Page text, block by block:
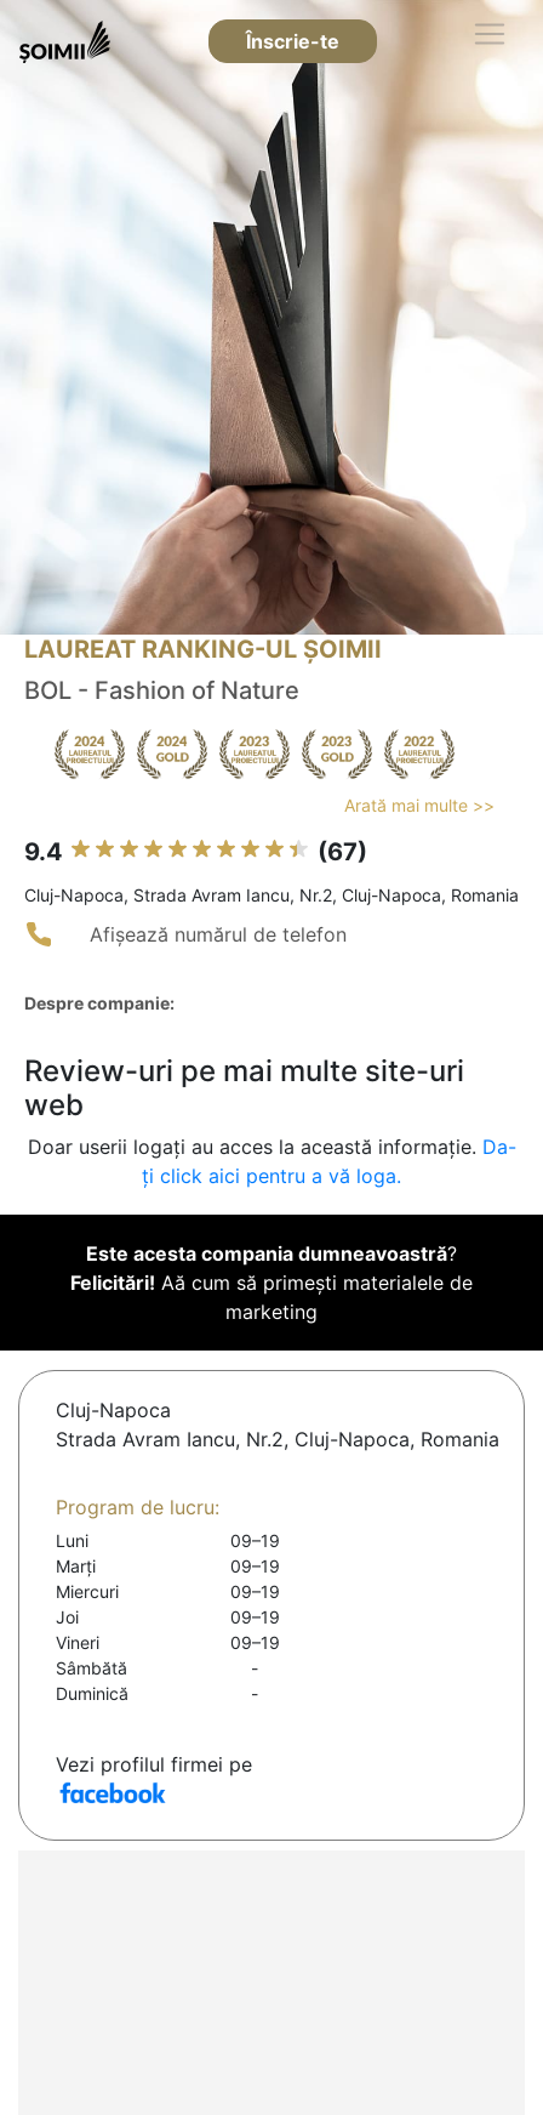
Înscrie-te
LAUREAT RANKING-UL ȘOIMII
BOL - Fashion of Nature
Arată mai multe >>
9.4 (67)
Cluj-Napoca, Strada Avram Iancu, Nr.2, Cluj-Napoca, Romania
Afișează numărul de telefon
Despre companie:
Review-uri pe mai multe site-uri
web
Doar userii logați au acces la această informație. Da-
ți click aici pentru a vă loga.
Este acesta compania dumneavoastră?
Felicitări! Aă cum să primești materialele de
marketing
Cluj-Napoca
Strada Avram Iancu, Nr.2, Cluj-Napoca, Romania
Program de lucru:
Luni
09–19
Marți
09–19
Miercuri
09–19
Joi
09–19
Vineri
09–19
Sâmbătă
-
Duminică
-
Vezi profilul firmei pe